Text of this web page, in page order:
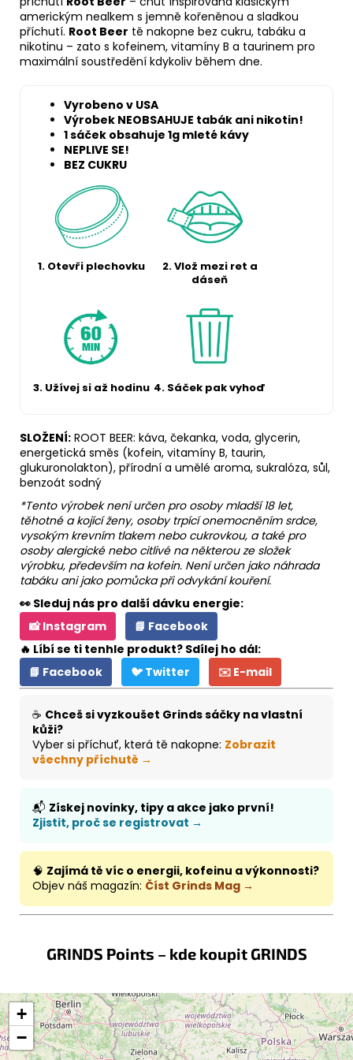
americkým nealkem s jemně kořeněnou a sladkou
příchutí. Root Beer tě nakopne bez cukru, tabáku a
nikotinu – zato s kofeinem, vitamíny B a taurinem pro
maximální soustředění kdykoliv během dne.
Vyrobeno v USA
Výrobek NEOBSAHUJE tabák ani nikotin!
1 sáček obsahuje 1g mleté kávy
NEPLIVE SE!
BEZ CUKRU
1. Otevři plechovku
2. Vlož mezi ret a
dáseň
3. Užívej si až hodinu 4. Sáček pak vyhoď
SLOŽENÍ: ROOT BEER: káva, čekanka, voda, glycerin,
energetická směs (kofein, vitamíny B, taurin,
glukuronolakton), přírodní a umělé aroma, sukralóza, sůl,
benzoát sodný
*Tento výrobek není určen pro osoby mladší 18 let,
těhotné a kojící ženy, osoby trpící onemocněním srdce,
vysokým krevním tlakem nebo cukrovkou, a také pro
osoby alergické nebo citlivé na některou ze složek
výrobku, především na kofein. Není určen jako náhrada
tabáku ani jako pomůcka při odvykání kouření.
👀 Sleduj nás pro další dávku energie:
📸 Instagram
📘 Facebook
🔥 Líbí se ti tenhle produkt? Sdílej ho dál:
📘 Facebook
🐦 Twitter ✉️ E-mail
☕ Chceš si vyzkoušet Grinds sáčky na vlastní
kůži?
Vyber si příchuť, která tě nakopne: Zobrazit
všechny příchutě →
📬 Získej novinky, tipy a akce jako první!
Zjistit, proč se registrovat →
🧠 Zajímá tě víc o energii, kofeinu a výkonnosti?
Objev náš magazín: Číst Grinds Mag →
GRINDS Points – kde koupit GRINDS
+
−